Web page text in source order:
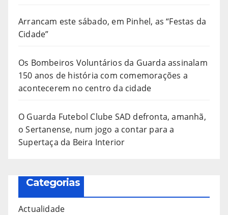
Arrancam este sábado, em Pinhel, as “Festas da
Cidade”
Os Bombeiros Voluntários da Guarda assinalam
150 anos de história com comemorações a
acontecerem no centro da cidade
O Guarda Futebol Clube SAD defronta, amanhã,
o Sertanense, num jogo a contar para a
Supertaça da Beira Interior
Categorias
Actualidade